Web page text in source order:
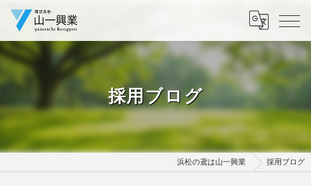
採用ブログ
浜松の鳶は山一興業 採用ブログ